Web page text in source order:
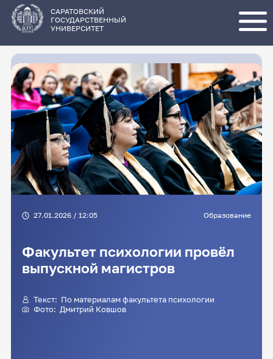
основному
содержанию
САРАТОВСКИЙ
ГОСУДАРСТВЕННЫЙ
УНИВЕРСИТЕТ
27.01.2026 / 12:05 Образование
Факультет психологии провёл
выпускной магистров
Текст: По материалам факультета психологии
Фото: Дмитрий Ковшов